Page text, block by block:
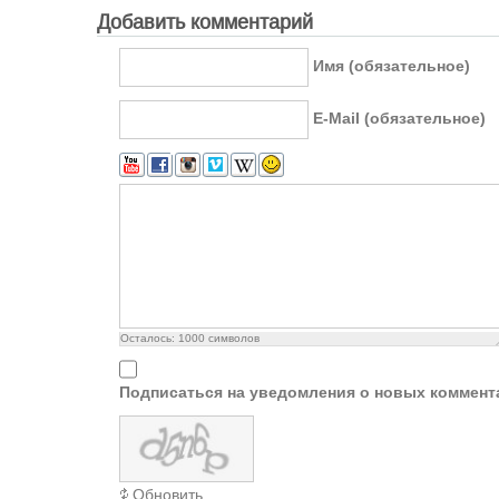
Добавить комментарий
Имя (обязательное)
E-Mail (обязательное)
Осталось: 1000 символов
Подписаться на уведомления о новых
Обновить